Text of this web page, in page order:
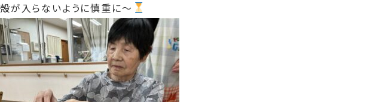
殻が入らないように慎重に～